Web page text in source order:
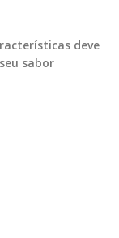
deve
sabor